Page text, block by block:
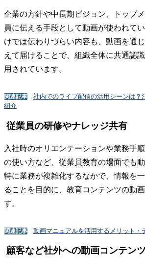
企業の方針や中長期ビジョン、トップ
員に伝える手段として動画が使われて
けでは伝わりづらい内容も、動画を通
えて届けることで、組織全体に共通認
用されています。
関連記事
社内でのライブ配信の活用シーンは？
紹介
従業員の研修やナレッジ共有
入社時のオリエンテーションや業務手
の使い方など、従業員教育の場面でも
特に業務が複雑化するなかで、情報を
ることを目的に、教育コンテンツの動
す。
関連記事 動画マニュアルを活用するメリット・
顧客など社外への動画コンテン